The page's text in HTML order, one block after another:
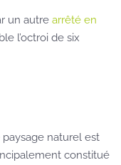
un autre arrêté en
l’octroi de six
paysage naturel est
constitué